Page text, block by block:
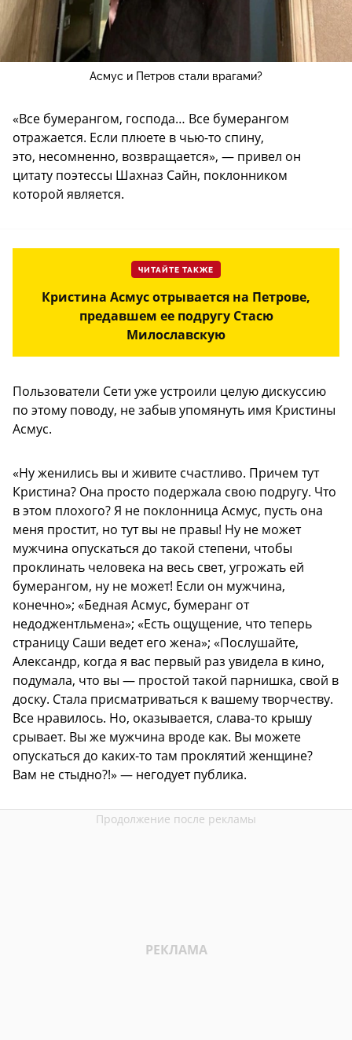
Асмус и Петров стали врагами?
«Все бумерангом, господа… Все бумерангом
отражается. Если плюете в чью-то спину,
это, несомненно, возвращается», — привел он
цитату поэтессы Шахназ Сайн, поклонником
которой является.
ЧИТАЙТЕ ТАКЖЕ
Кристина Асмус отрывается на Петрове,
предавшем ее подругу Стасю
Милославскую
Пользователи Сети уже устроили целую дискуссию
по этому поводу, не забыв упомянуть имя Кристины
Асмус.
«Ну женились вы и живите счастливо. Причем тут
Кристина? Она просто подержала свою подругу. Что
в этом плохого? Я не поклонница Асмус, пусть она
меня простит, но тут вы не правы! Ну не может
мужчина опускаться до такой степени, чтобы
проклинать человека на весь свет, угрожать ей
бумерангом, ну не может! Если он мужчина,
конечно»; «Бедная Асмус, бумеранг от
недоджентльмена»; «Есть ощущение, что теперь
страницу Саши ведет его жена»; «Послушайте,
Александр, когда я вас первый раз увидела в кино,
подумала, что вы — простой такой парнишка, свой в
доску. Стала присматриваться к вашему творчеству.
Все нравилось. Но, оказывается, слава-то крышу
срывает. Вы же мужчина вроде как. Вы можете
опускаться до каких-то там проклятий женщине?
Вам не стыдно?!» — негодует публика.